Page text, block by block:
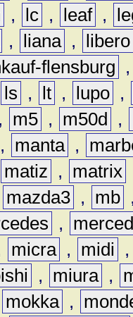
, lc , leaf ,
, liana ,
libero
flensburg
ls , lt , lupo ,
, m5 , m50d ,
, manta ,
matiz , matrix
mazda3 , mb
,
micra , midi
, miura ,
mokka ,